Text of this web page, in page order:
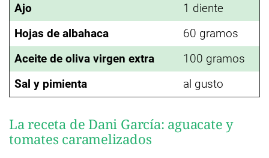
Ajo
1 diente
Hojas de albahaca
60 gramos
Aceite de oliva virgen extra
100 gramos
Sal y pimienta
al gusto
La receta de Dani García: aguacate y
tomates caramelizados